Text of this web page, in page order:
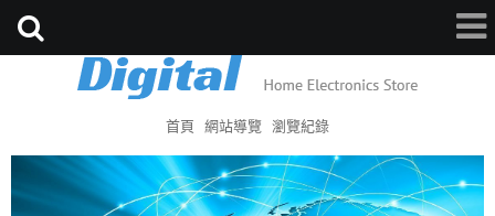
首頁 網站導覽 瀏覽紀錄